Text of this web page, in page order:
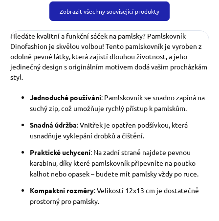
Zobrazit všechny související produkty
Hledáte kvalitní a funkční sáček na pamlsky? Pamlskovník
Dinofashion je skvělou volbou! Tento pamlskovník je vyroben z
odolné pevné látky, která zajistí dlouhou životnost, a jeho
jedinečný design s originálním motivem dodá vašim procházkám
styl.
Jednoduché používání: Pamlskovník se snadno zapíná na
suchý zip, což umožňuje rychlý přístup k pamlskům.
Snadná údržba: Vnitřek je opatřen podšívkou, která
usnadňuje vyklepání drobků a čištění.
Praktické uchycení: Na zadní straně najdete pevnou
karabinu, díky které pamlskovník připevníte na poutko
kalhot nebo opasek – budete mít pamlsky vždy po ruce.
Kompaktní rozměry: Velikostí 12x13 cm je dostatečně
prostorný pro pamlsky.